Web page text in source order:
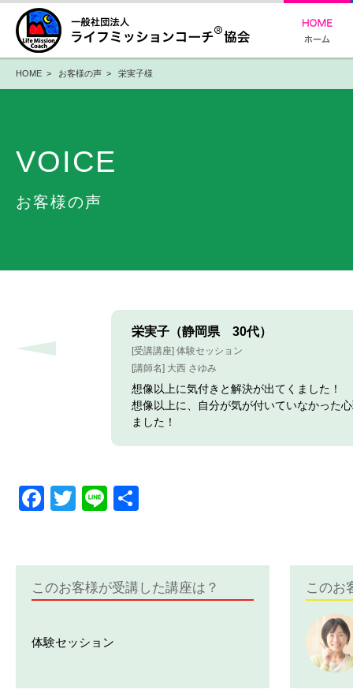
HOME > お客様の声 > 栄実子様
VOICE
お客様の声
栄実子（静岡県 30代）
[受講講座] 体験セッション
[講師名] 大西 さゆみ
想像以上に気付きと解決が出てくました！
想像以上に、自分が気が付いていなかった
ました！
Facebook
Twitter
Line
このお客様が受講した講座は？
体験セッション
このお